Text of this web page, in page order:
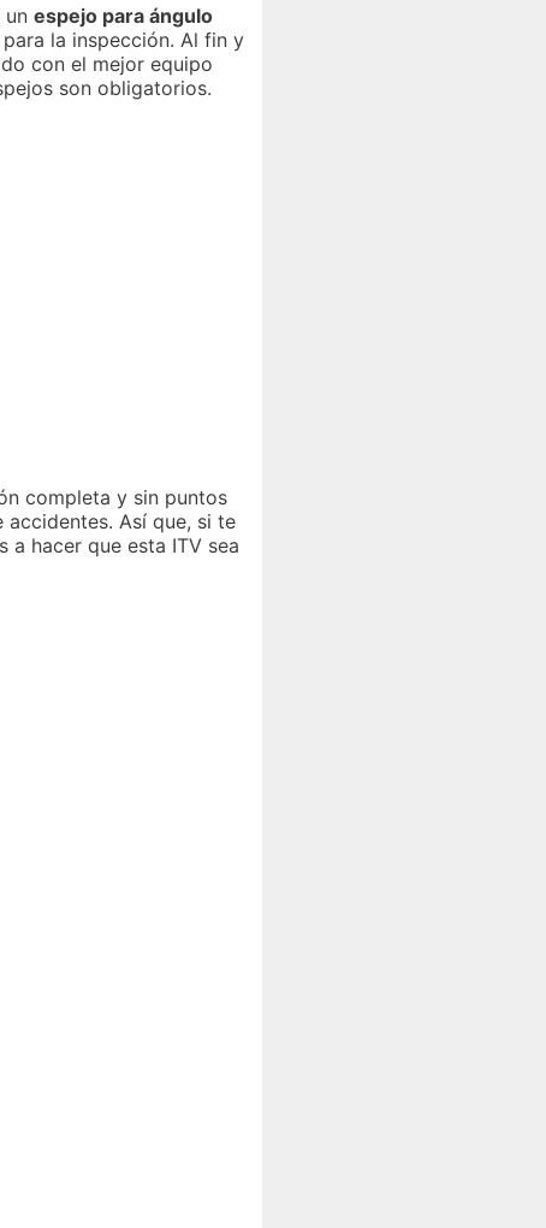
un espejo para ángulo
la inspección. Al fin y
con el mejor equipo
son obligatorios.
completa y sin puntos
Así que, si te
hacer que esta ITV sea